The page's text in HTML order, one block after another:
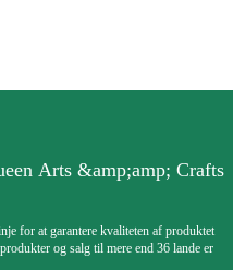
Arts &amp;amp; Crafts
for at garantere kvaliteten af ​​produktet
og salg til mere end 36 lande er